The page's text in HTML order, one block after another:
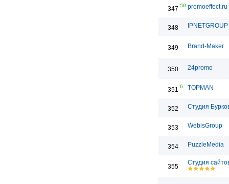
347 50 promoeffect.ru
348 IPNETGROUP
349 Brand-Maker
350 24promo
351 6 TOPMAN
352 Студия
353 WebisGroup
354 PuzzleMedia
355
Студия